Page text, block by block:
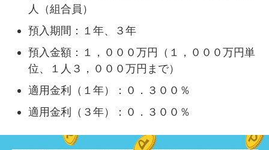
人（組合員）
預入期間：１年、３年
預入金額：１，０００万円（１，０００万円単
位、１人３，０００万円まで）
適用金利（１年）：０．３００％
適用金利（３年）：０．３００％